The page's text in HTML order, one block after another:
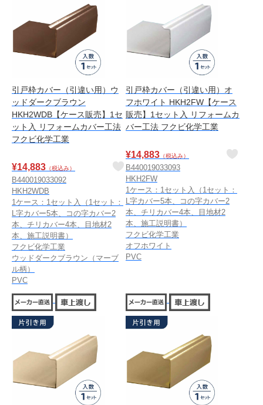
引戸枠カバー（引違い用）ウ
ッドダークブラウン
HKH2WDB【ケース販売】1セ
ット入 リフォームカバー工法
フクビ化学工業
¥14,883 （税込み）
B440019033092
HKH2WDB
1ケース：1セット入（1セット：
L字カバー5本、コの字カバー2
本、チリカバー4本、目地材2
本、施工説明書）
フクビ化学工業
ウッドダークブラウン（マーブ
ル柄）
PVC
引戸枠カバー（引違い用）オ
フホワイト HKH2FW【ケース
販売】1セット入 リフォームカ
バー工法 フクビ化学工業
¥14,883 （税込み）
B440019033093
HKH2FW
1ケース：1セット入（1セット：
L字カバー5本、コの字カバー2
本、チリカバー4本、目地材2
本、施工説明書）
フクビ化学工業
オフホワイト
PVC